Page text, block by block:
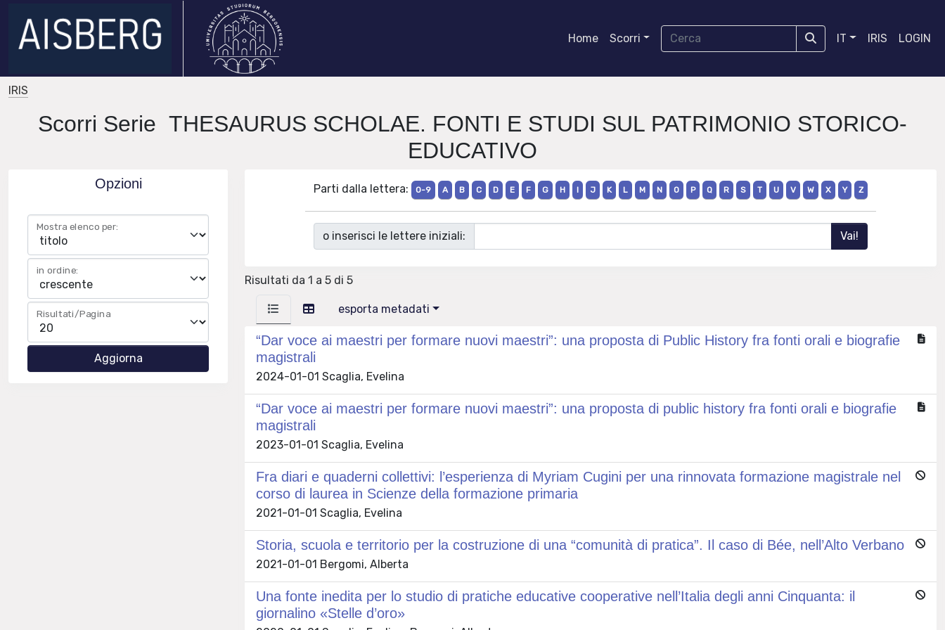
Home Scorri IT IRIS LOGIN
IRIS
Scorri Serie THESAURUS SCHOLAE. FONTI E STUDI SUL PATRIMONIO STORICO-
EDUCATIVO
Opzioni
Mostra elenco per:
in ordine:
Risultati/Pagina
Parti dalla lettera: 0-9 A B C D E F G H I J K L M N O P Q R S T U V W X Y Z
o inserisci le lettere iniziali:
Risultati da 1 a 5 di 5
esporta metadati
“Dar voce ai maestri per formare nuovi maestri”: una proposta di Public History fra fonti orali e biografie
magistrali
2024-01-01 Scaglia, Evelina
“Dar voce ai maestri per formare nuovi maestri”: una proposta di public history fra fonti orali e biografie
magistrali
2023-01-01 Scaglia, Evelina
Fra diari e quaderni collettivi: l’esperienza di Myriam Cugini per una rinnovata formazione magistrale nel
corso di laurea in Scienze della formazione primaria
2021-01-01 Scaglia, Evelina
Storia, scuola e territorio per la costruzione di una “comunità di pratica”. Il caso di Bée, nell’Alto Verbano
2021-01-01 Bergomi, Alberta
Una fonte inedita per lo studio di pratiche educative cooperative nell’Italia degli anni Cinquanta: il
giornalino «Stelle d’oro»